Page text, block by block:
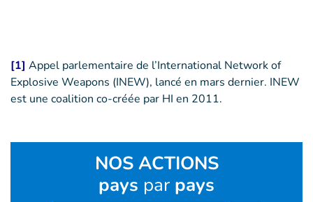
[1] Appel parlementaire de l’International Network of
Explosive Weapons (INEW), lancé en mars dernier. INEW
est une coalition co-créée par HI en 2011.
NOS ACTIONS
pays par pays